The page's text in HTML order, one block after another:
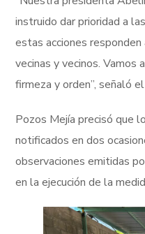
instruido dar prioridad a
estas acciones
vecinas y vecinos. Vamos
firmeza y orden”, señaló
Pozos Mejía precisó que
notificados en dos
observaciones emitidas
en la ejecución de la